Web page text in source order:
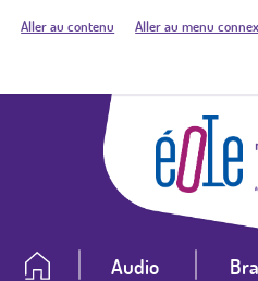
Aller au contenu Aller au menu
Audio